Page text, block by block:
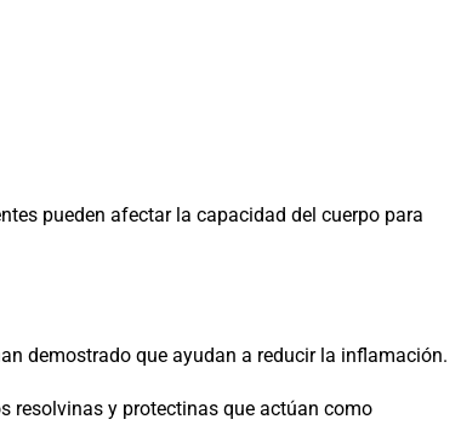
pueden afectar la capacidad del cuerpo para
demostrado que ayudan a reducir la inflamación.
resolvinas y protectinas que actúan como